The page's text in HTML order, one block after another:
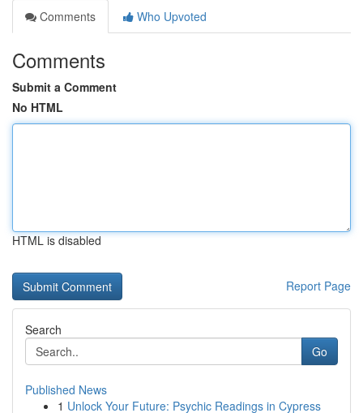
Comments
Who Upvoted
Comments
Submit a Comment
No HTML
HTML is disabled
Report Page
Search
Go
Published News
1 Unlock Your Future: Psychic Readings in Cypress